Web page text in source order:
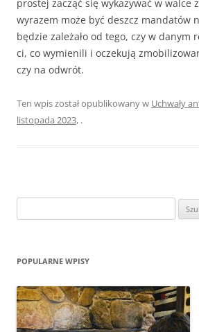
prostej zacząć się wykazywać w walce
wyrazem może być deszcz mandatów
będzie zależało od tego, czy w danym
ci, co wymienili i oczekują
czy na odwrót.
Ten wpis został opublikowany w Uchwały
listopada 2023, .
POPULARNE WPISY